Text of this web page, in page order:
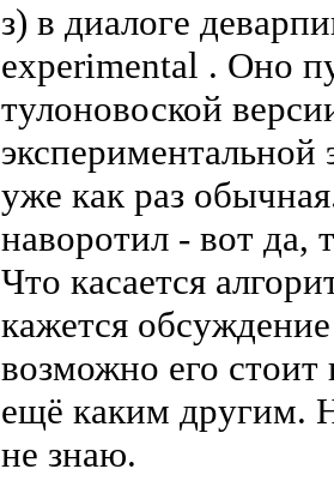
з) в диалоге
experimental . Оно
тулоновоской
экспериментальной
уже как раз
наворотил - вот да,
Что касается
кажется
возможно его
ещё каким другим.
не знаю.